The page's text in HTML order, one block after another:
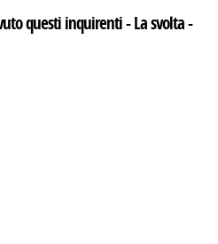
questi inquirenti - La svolta -